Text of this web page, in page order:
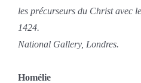
les précurseurs du Christ avec
1424.
National Gallery, Londres.
Homélie